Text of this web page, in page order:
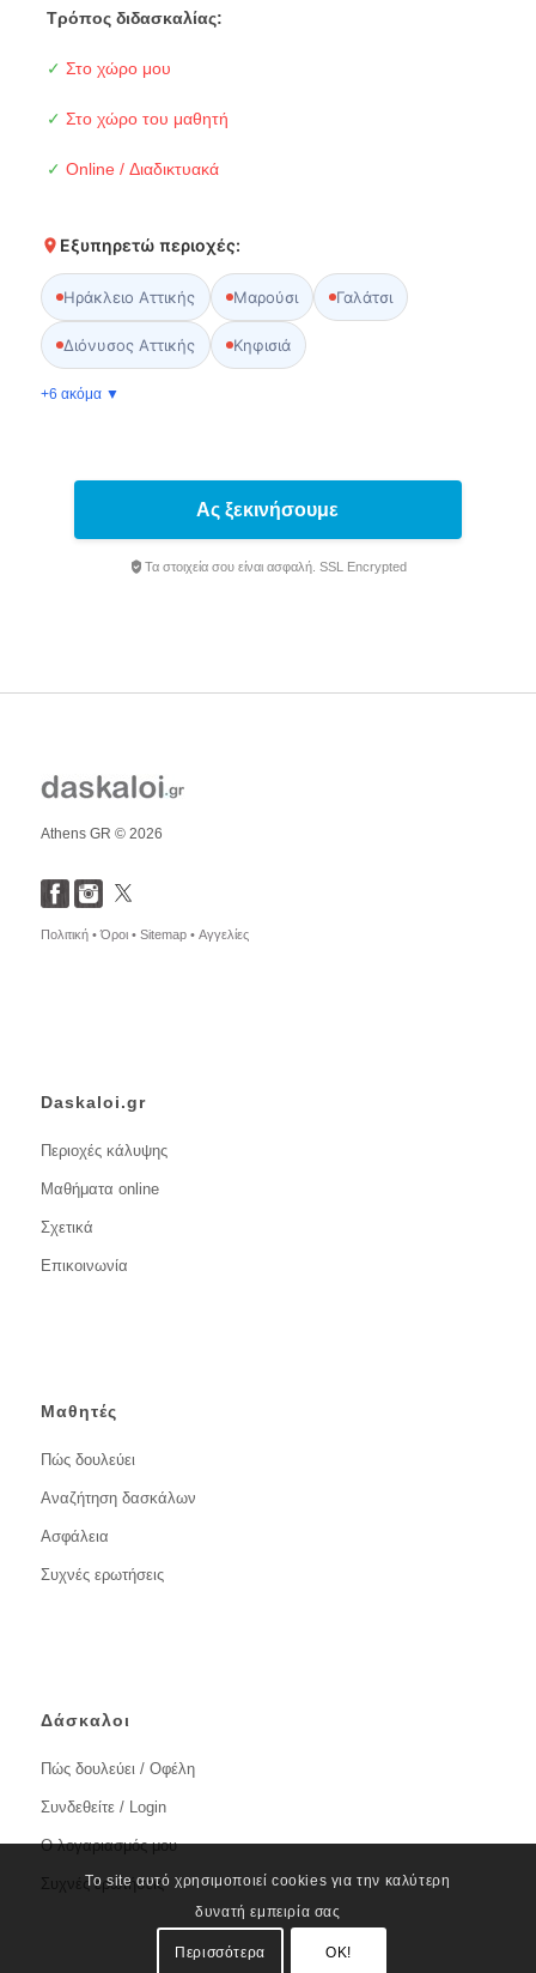
Τρόπος διδασκαλίας:
✓ Στο χώρο μου
✓ Στο χώρο του μαθητή
✓ Online / Διαδικτυακά
Εξυπηρετώ περιοχές:
Ηράκλειο Αττικής Μαρούσι Γαλάτσι
Διόνυσος Αττικής Κηφισιά
+6 ακόμα ▼
Ας ξεκινήσουμε
Τα στοιχεία σου είναι ασφαλή. SSL Encrypted
Athens GR © 2026
Πολιτική •Όροι • Sitemap • Αγγελίες
Daskaloi.gr
Περιοχές κάλυψης
Μαθήματα online
Σχετικά
Επικοινωνία
Μαθητές
Πώς δουλεύει
Αναζήτηση δασκάλων
Ασφάλεια
Συχνές ερωτήσεις
Δάσκαλοι
Πώς δουλεύει / Οφέλη
Συνδεθείτε / Login
Ο λογαριασμός μου
Συχνές ερωτήσεις
Το site αυτό χρησιμοποιεί cookies για την καλύτερη
δυνατή εμπειρία σας
Περισσότερα OK!